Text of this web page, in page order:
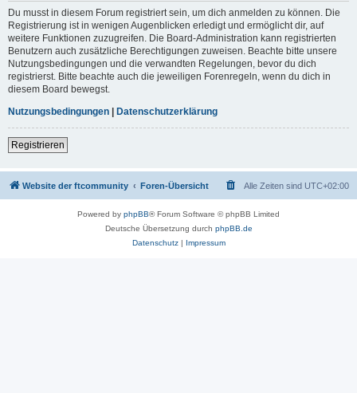
Du musst in diesem Forum registriert sein, um dich anmelden zu können. Die
Registrierung ist in wenigen Augenblicken erledigt und ermöglicht dir, auf
weitere Funktionen zuzugreifen. Die Board-Administration kann registrierten
Benutzern auch zusätzliche Berechtigungen zuweisen. Beachte bitte unsere
Nutzungsbedingungen und die verwandten Regelungen, bevor du dich
registrierst. Bitte beachte auch die jeweiligen Forenregeln, wenn du dich in
diesem Board bewegst.
Nutzungsbedingungen | Datenschutzerklärung
Registrieren
Website der ftcommunity Foren-Übersicht Alle Zeiten sind UTC+02:00
Powered by phpBB® Forum Software © phpBB Limited
Deutsche Übersetzung durch phpBB.de
Datenschutz| Impressum